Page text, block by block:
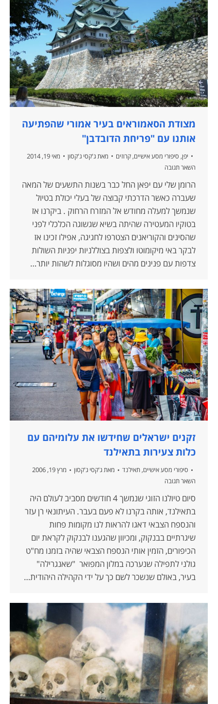
מצודת הסאמוראים בעיר אמורי שהפתיעה
אותנו עם "פריחת הדובדבן"
יפן, סיפורי מסע אישיים, קרוזים מאת ג'קסי ג'קסון
מאי 19, 2014
השאר תגובה
הרומן שלי עם יפאן החל כבר בשנות התשעים של המאה
שעברה כאשר הדרכתי קבוצה של בעלי יכולת בטיול
שנמשך למעלה מחודש אל המזרח הרחוק . ביקרנו אז
בטוקיו המעטירה שהיתה בשיא שגשוגה הכלכלי לפני
שהסינים והקוריאנים הצטרפו לחגיגה, אפילו זכינו אז
לבקר באי מיקומוטו ולצפות בצוללניות יפניות השולות
צדפות עם פנינים מהים ושהיו מסוגלות לשהות יותר…
זקנים ישראלים שחידשו את עלומיהם עם
כלות צעירות בתאילנד
סיפורי מסע אישיים, תאילנד מאתג'קסי ג'קסון
מרץ 19, 2006
השאר תגובה
סיום טיולנו הזוגי שנמשך 4 חודשים מסביב לעולם היה
בתאילנד, אותה בקרנו לא פעם בעבר. העיתונאי רן עזר
והנספח הצבאי דאגו להראות לנו מקומות פחות
שיגרתיים בבנקוק, ומכיוון שהגענו לבנקוק לקראת יום
הכיפורים, הזמין אותי הנספח הצבאי שהיה בזמנו מח"ט
גולני לתפילה שנערכה במלון המפואר "שאנגרילה"
בעיר, באולם שנשכר לשם כך על ידי הקהילה היהודית…